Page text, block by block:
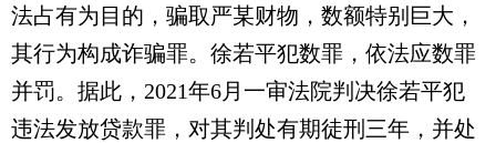
法占有为目的，骗取严某财物，数额特别巨大，
其行为构成诈骗罪。徐若平犯数罪，依法应数罪
并罚。据此，2021年6月一审法院判决徐若平犯
违法发放贷款罪，对其判处有期徒刑三年，并处